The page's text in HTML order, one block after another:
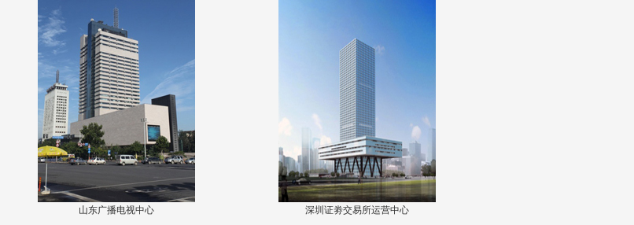
山东广播电视中心 深圳证劵交易所运营中心